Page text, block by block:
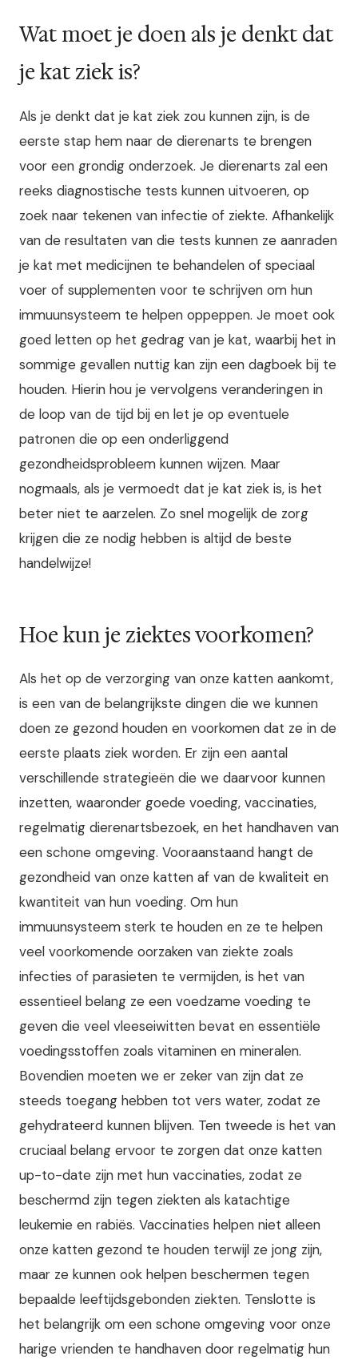
Wat moet je doen als je denkt dat
je kat ziek is?
Als je denkt dat je kat ziek zou kunnen zijn, is de
eerste stap hem naar de dierenarts te brengen
voor een grondig onderzoek. Je dierenarts zal een
reeks diagnostische tests kunnen uitvoeren, op
zoek naar tekenen van infectie of ziekte. Afhankelijk
van de resultaten van die tests kunnen ze aanraden
je kat met medicijnen te behandelen of speciaal
voer of supplementen voor te schrijven om hun
immuunsysteem te helpen oppeppen. Je moet ook
goed letten op het gedrag van je kat, waarbij het in
sommige gevallen nuttig kan zijn een dagboek bij te
houden. Hierin hou je vervolgens veranderingen in
de loop van de tijd bij en let je op eventuele
patronen die op een onderliggend
gezondheidsprobleem kunnen wijzen. Maar
nogmaals, als je vermoedt dat je kat ziek is, is het
beter niet te aarzelen. Zo snel mogelijk de zorg
krijgen die ze nodig hebben is altijd de beste
handelwijze!
Hoe kun je ziektes voorkomen?
Als het op de verzorging van onze katten aankomt,
is een van de belangrijkste dingen die we kunnen
doen ze gezond houden en voorkomen dat ze in de
eerste plaats ziek worden. Er zijn een aantal
verschillende strategieën die we daarvoor kunnen
inzetten, waaronder goede voeding, vaccinaties,
regelmatig dierenartsbezoek, en het handhaven van
een schone omgeving. Vooraanstaand hangt de
gezondheid van onze katten af van de kwaliteit en
kwantiteit van hun voeding. Om hun
immuunsysteem sterk te houden en ze te helpen
veel voorkomende oorzaken van ziekte zoals
infecties of parasieten te vermijden, is het van
essentieel belang ze een voedzame voeding te
geven die veel vleeseiwitten bevat en essentiële
voedingsstoffen zoals vitaminen en mineralen.
Bovendien moeten we er zeker van zijn dat ze
steeds toegang hebben tot vers water, zodat ze
gehydrateerd kunnen blijven. Ten tweede is het van
cruciaal belang ervoor te zorgen dat onze katten
up-to-date zijn met hun vaccinaties, zodat ze
beschermd zijn tegen ziekten als katachtige
leukemie en rabiës. Vaccinaties helpen niet alleen
onze katten gezond te houden terwijl ze jong zijn,
maar ze kunnen ook helpen beschermen tegen
bepaalde leeftijdsgebonden ziekten. Tenslotte is
het belangrijk om een schone omgeving voor onze
harige vrienden te handhaven door regelmatig hun